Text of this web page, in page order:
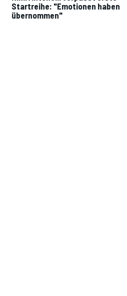
Startreihe: "Emotionen haben
übernommen"